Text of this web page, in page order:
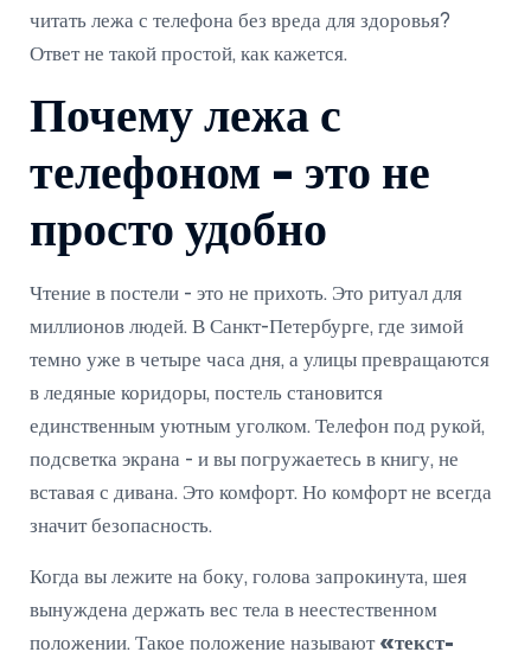
читать лежа с телефона без вреда для здоровья?
Ответ не такой простой, как кажется.
Почему лежа с
телефоном - это не
просто удобно
Чтение в постели - это не прихоть. Это ритуал для
миллионов людей. В Санкт-Петербурге, где зимой
темно уже в четыре часа дня, а улицы превращаются
в ледяные коридоры, постель становится
единственным уютным уголком. Телефон под рукой,
подсветка экрана - и вы погружаетесь в книгу, не
вставая с дивана. Это комфорт. Но комфорт не всегда
значит безопасность.
Когда вы лежите на боку, голова запрокинута, шея
вынуждена держать вес тела в неестественном
положении. Такое положение называют «текст-